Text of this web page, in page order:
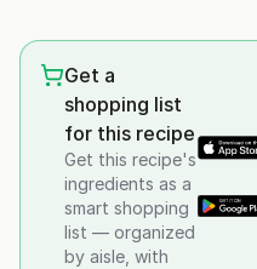
Get a
shopping list
for this recipe
Get this recipe's
ingredients as a
smart shopping
list — organized
by aisle, with